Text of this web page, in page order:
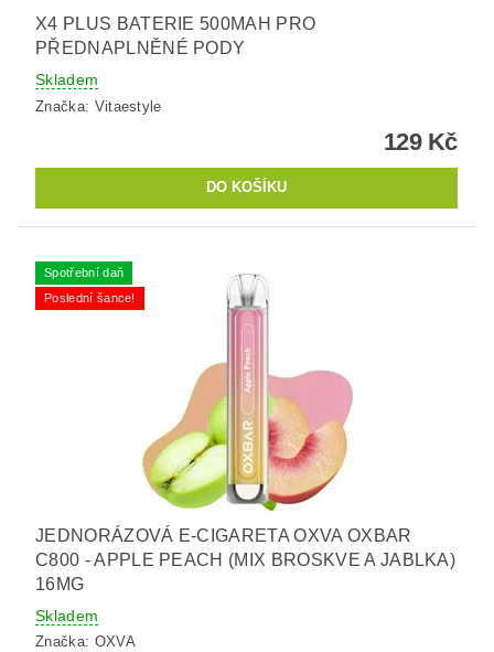
X4 PLUS BATERIE 500MAH PRO
PŘEDNAPLNĚNÉ PODY
Skladem
Značka: Vitaestyle
129 Kč
Spotřební daň
Poslední šance!
JEDNORÁZOVÁ E-CIGARETA OXVA OXBAR
C800 - APPLE PEACH (MIX BROSKVE A JABLKA)
16MG
Skladem
Značka: OXVA